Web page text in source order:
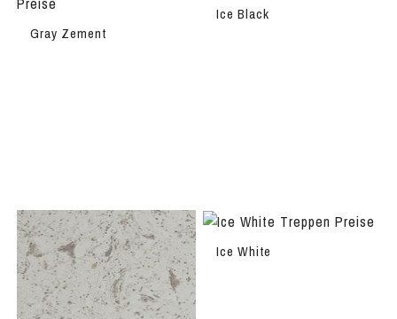
Gray Zement
Ice Black
Ice White